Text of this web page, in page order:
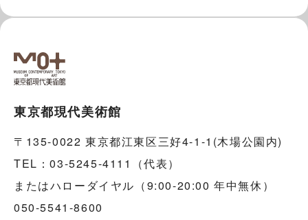
東京都現代美術館
〒135-0022 東京都江東区三好4-1-1(木場公園内)
TEL：03-5245-4111（代表）
またはハローダイヤル（9:00-20:00 年中無休）
050-5541-8600